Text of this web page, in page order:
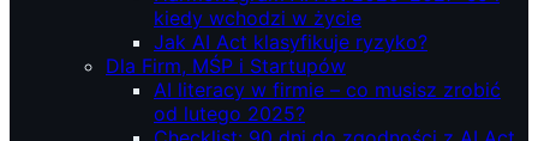
kiedy wchodzi w życie
Jak AI Act klasyfikuje ryzyko?
Dla Firm, MŚP i Startupów
AI literacy w firmie – co musisz zrobić
od lutego 2025?